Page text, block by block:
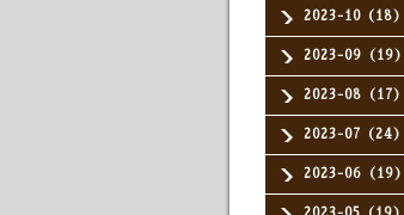
2023-10（18）
2023-09（19）
2023-08（17）
2023-07（24）
2023-06（19）